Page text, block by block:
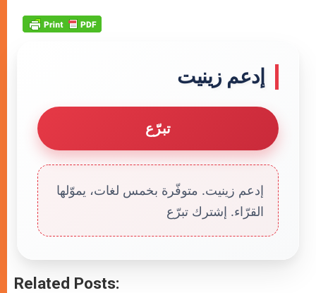
إدعم زينيت
تبرّع
إدعم زينيت. متوفّرة بخمس لغات، يموّلها
القرّاء. إشترك تبرّع
Related Posts: